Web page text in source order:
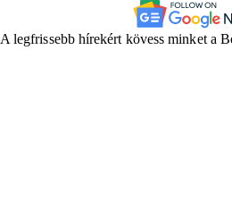
A legfrissebb hírekért kövess minket a